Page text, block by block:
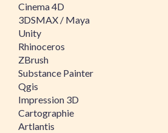
Cinema 4D
3DSMAX / Maya
Unity
Rhinoceros
ZBrush
Substance Painter
Qgis
Impression 3D
Cartographie
Artlantis